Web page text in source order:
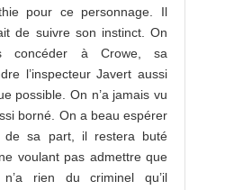
pour ce personnage. Il
de suivre son instinct. On
concéder à Crowe, sa
l’inspecteur Javert aussi
possible. On n’a jamais vu
borné. On a beau espérer
de sa part, il restera buté
voulant pas admettre que
n’a rien du criminel qu’il